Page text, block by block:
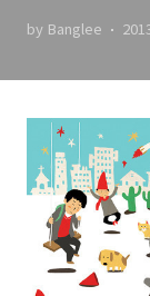
by Banglee